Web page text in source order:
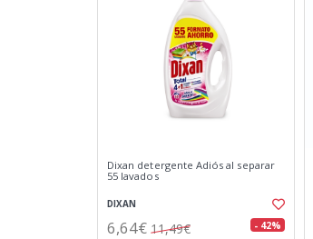
Dixan detergente Adiós al separar
55 lavados
DIXAN
6,64€ 11,49€ - 42%